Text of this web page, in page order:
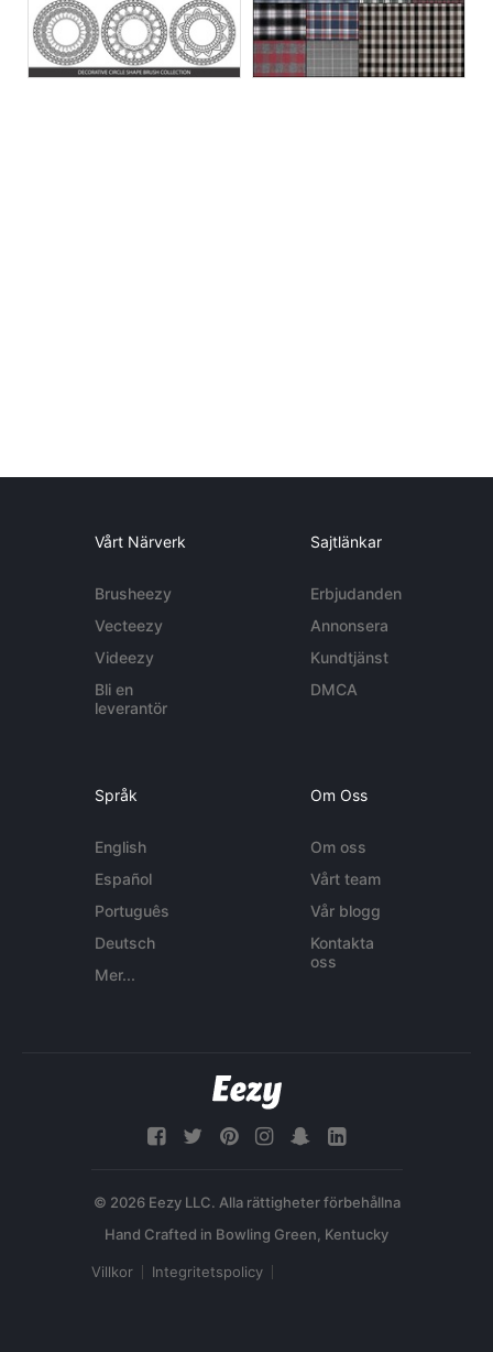
Vårt Närverk
Brusheezy
Vecteezy
Videezy
Bli en
leverantör
Sajtlänkar
Erbjudanden
Annonsera
Kundtjänst
DMCA
Språk
English
Español
Português
Deutsch
Mer...
Om Oss
Om oss
Vårt team
Vår blogg
Kontakta
oss
© 2026 Eezy LLC. Alla rättigheter förbehållna
Villkor Integritetspolicy